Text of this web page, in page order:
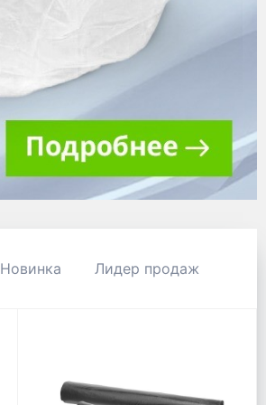
Новинка Лидер продаж